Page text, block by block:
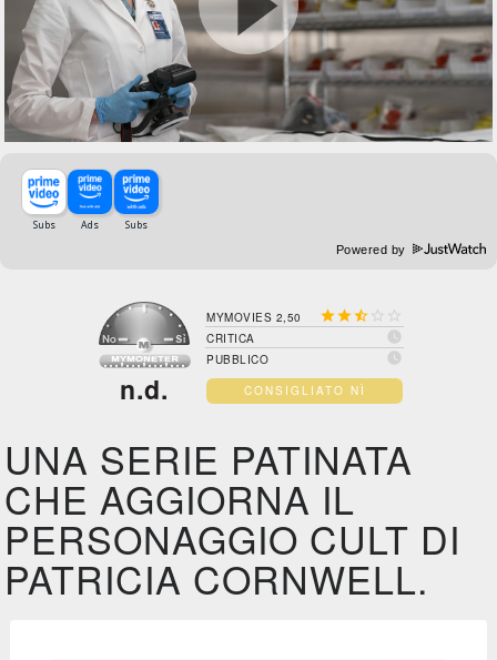
Powered by
n.d.
MYMOVIES 2,50   
CRITICA 
PUBBLICO 
CONSIGLIATO NÌ
UNA SERIE PATINATA
CHE AGGIORNA IL
PERSONAGGIO CULT DI
PATRICIA CORNWELL.